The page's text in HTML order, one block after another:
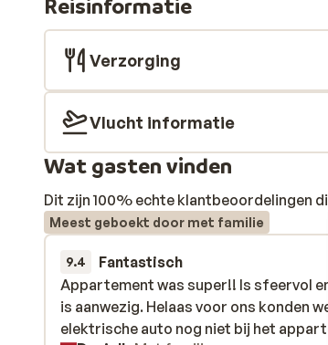
Reisinformatie
Verzorging
Vlucht informatie
Wat gasten vinden
Dit zijn 100% echte klantbeoordelingen
Meest geboekt door met familie
9.4 Fantastisch
Appartement was super!! Is sfeervol
is aanwezig. Helaas voor ons konden we
elektrische auto nog niet bij het
Appartement was super!! Is sfeervol
is aanwezig. Helaas voor ons konden we
elektrische auto nog niet bij het